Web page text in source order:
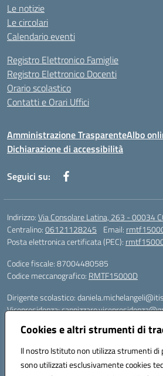
Cookies e altri strumenti di
Il nostro Istituto non utilizza strumenti di
sono utilizzati esclusivamente cookies
Le notizie
Le circolari
Calendario eventi
Registro Elettronico Famiglie
Registro Elettronico Docenti
Orario scolastico
Contatti e Orari Uffici
Amministrazione TrasparenteAlbo
Dichiarazione di accessibilità
Seguici su:
Indirizzo:Via Consolare Latina, 263 - 00034
Centralino:06121128245 Email:
Posta elettronica certificata (PEC):
Codice fiscale: 87004480585
Codice meccanografico: RMTF15000D
Dirigente scolastico:
Vicepresidenza:
Supporto piattaforme DDI (creazione account
supporto_gsuite@itiscannizzarocolleferro.it